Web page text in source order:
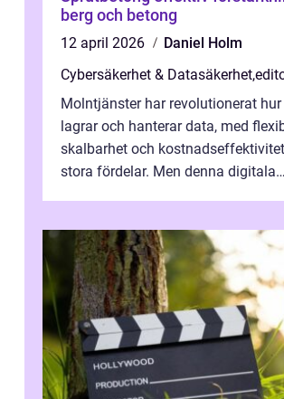
berg och betong
12 april 2026
Daniel Holm
Cybersäkerhet & Datasäkerhet,
Molntjänster har revolutionerat
lagrar och hanterar data, med
skalbarhet och
stora fördelar. Men denna digitala